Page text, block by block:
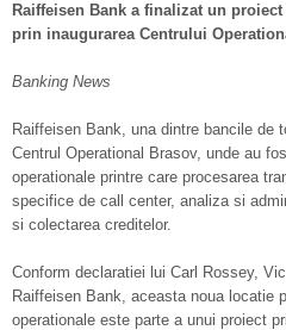
Raiffeisen Bank a finalizat un
prin inaugurarea Centrului
Banking News
Raiffeisen Bank, una dintre bancile de
Centrul Operational Brasov, unde au
operationale printre care procesarea
specifice de call center, analiza si
si colectarea creditelor.
Conform declaratiei lui Carl Rossey,
Raiffeisen Bank, aceasta noua locatie
operationale este parte a unui proiect